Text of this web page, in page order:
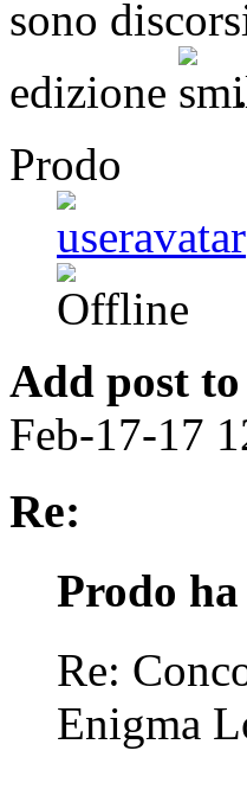
sono
edizione
.
Prodo
Add post
Feb-17-17
Re:
Prodo
Re:
Enigma